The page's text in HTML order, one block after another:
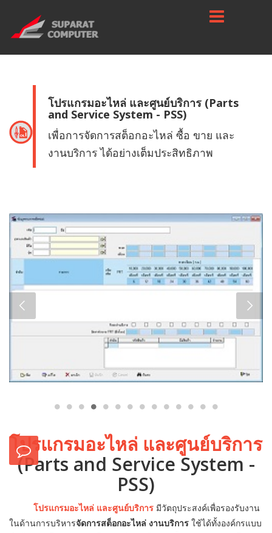
โปรแกรมอะไหล่ และศูนย์บริการ (Parts
and Service System - PSS)
เพื่อการจัดการสต็อกอะไหล่ ซื้อ ขาย และ
งานบริการ ได้อย่างเต็มประสิทธิภาพ
โปรแกรมอะไหล่ และศูนย์บริการ
(Parts and Service System -
PSS)
โปรแกรมอะไหล่ และศูนย์บริการ มีวัตถุประสงค์เพื่อรองรับงาน
ในด้านการบริหารจัดการสต็อกอะไหล่ งานบริการ ใช้ได้ทั้งองค์กรแบบ